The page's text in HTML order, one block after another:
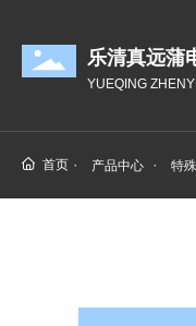
乐清真远蒲
YUEQING
首页 产品中心 特